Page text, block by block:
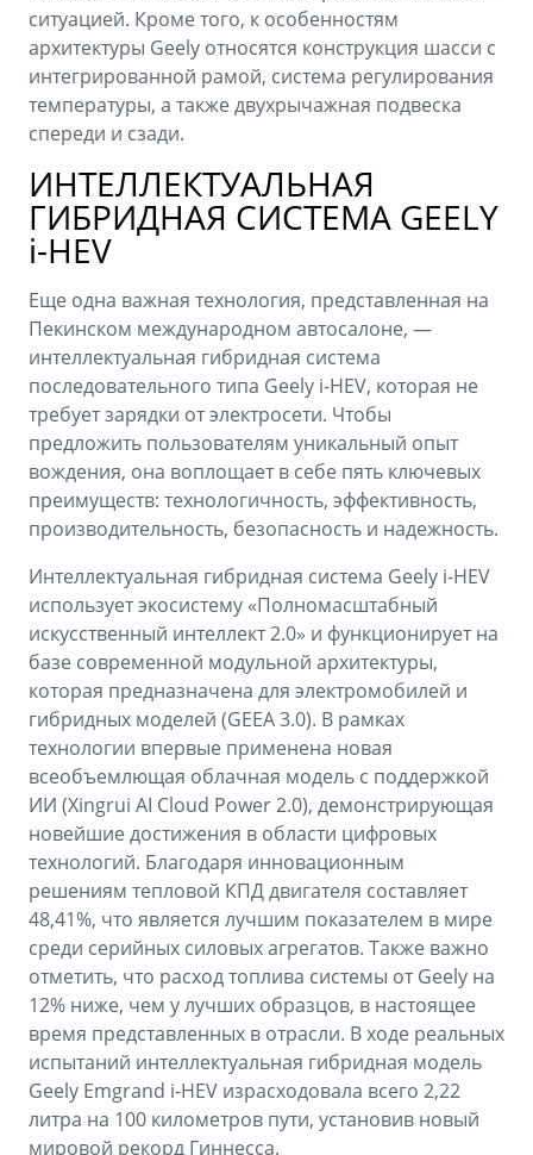
ситуацией. Кроме того, к особенностям
архитектуры Geely относятся конструкция шасси с
интегрированной рамой, система регулирования
температуры, а также двухрычажная подвеска
спереди и сзади.
ИНТЕЛЛЕКТУАЛЬНАЯ
ГИБРИДНАЯ СИСТЕМА GEELY
i-HEV
Еще одна важная технология, представленная на
Пекинском международном автосалоне, —
интеллектуальная гибридная система
последовательного типа Geely i-HEV, которая не
требует зарядки от электросети. Чтобы
предложить пользователям уникальный опыт
вождения, она воплощает в себе пять ключевых
преимуществ: технологичность, эффективность,
производительность, безопасность и надежность.
Интеллектуальная гибридная система Geely i-HEV
использует экосистему «Полномасштабный
искусственный интеллект 2.0» и функционирует на
базе современной модульной архитектуры,
которая предназначена для электромобилей и
гибридных моделей (GEEA 3.0). В рамках
технологии впервые применена новая
всеобъемлющая облачная модель с поддержкой
ИИ (Xingrui AI Cloud Power 2.0), демонстрирующая
новейшие достижения в области цифровых
технологий. Благодаря инновационным
решениям тепловой КПД двигателя составляет
48,41%, что является лучшим показателем в мире
среди серийных силовых агрегатов. Также важно
отметить, что расход топлива системы от Geely на
12% ниже, чем у лучших образцов, в настоящее
время представленных в отрасли. В ходе реальных
испытаний интеллектуальная гибридная модель
Geely Emgrand i-HEV израсходовала всего 2,22
литра на 100 километров пути, установив новый
мировой рекорд Гиннесса.